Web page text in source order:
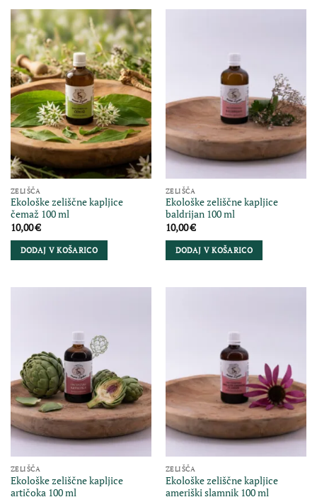
ZELIŠČA
Ekološke zeliščne kapljice
čemaž 100 ml
10,00€
DODAJ V KOŠARICO
ZELIŠČA
Ekološke zeliščne kapljice
baldrijan 100 ml
10,00€
DODAJ V KOŠARICO
ZELIŠČA
Ekološke zeliščne kapljice
artičoka 100 ml
ZELIŠČA
Ekološke zeliščne kapljice
ameriški slamnik 100 ml